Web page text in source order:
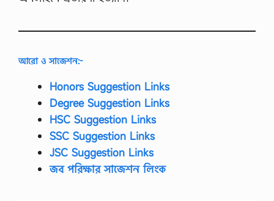
আরো ও সাজেশন:-
Honors Suggestion Links
Degree Suggestion Links
HSC Suggestion Links
SSC Suggestion Links
JSC Suggestion Links
জব পরিক্ষার সাজেশন লিংক